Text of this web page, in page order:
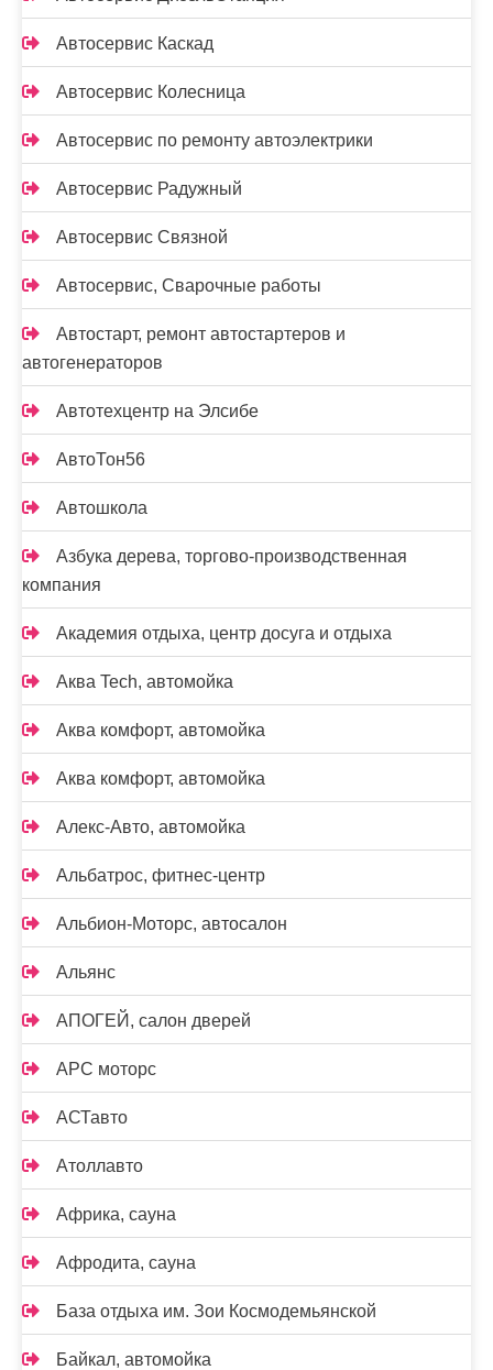
Автосервис Каскад
Автосервис Колесница
Автосервис по ремонту автоэлектрики
Автосервис Радужный
Автосервис Связной
Автосервис, Сварочные работы
Автостарт, ремонт автостартеров и
автогенераторов
Автотехцентр на Элсибе
АвтоТон56
Автошкола
Азбука дерева, торгово-производственная
компания
Академия отдыха, центр досуга и отдыха
Аква Tech, автомойка
Аква комфорт, автомойка
Аква комфорт, автомойка
Алекс-Авто, автомойка
Альбатрос, фитнес-центр
Альбион-Моторс, автосалон
Альянс
АПОГЕЙ, салон дверей
АРС моторс
АСТавто
Атоллавто
Африка, сауна
Афродита, сауна
База отдыха им. Зои Космодемьянской
Байкал, автомойка